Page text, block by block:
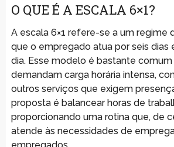
O QUE É A ESCALA 6×1?
A escala 6×1 refere-se a um regime
que o empregado atua por seis dias
dia. Esse modelo é bastante
demandam carga horária intensa,
outros serviços que exigem
proposta é balancear horas de
proporcionando uma rotina que, de
atende às necessidades de
empregados.